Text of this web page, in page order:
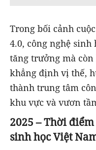
Trong bối cảnh
4.0, công nghệ
tăng trưởng mà
khẳng định vị thế,
thành trung tâm
khu vực và vươn
2025 – Thời
sinh học Việt